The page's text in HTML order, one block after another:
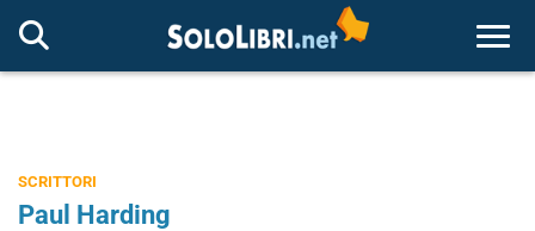
SCRITTORI
Paul Harding